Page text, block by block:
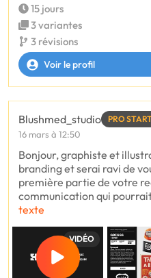
15 jours
3 variantes
3 révisions
Voir le profil
Blushmed_studio PRO
16 mars à 12:50
Bonjour, graphiste et
branding et serai ravi de
première partie de votre
communication qui
texte
VIDÉO